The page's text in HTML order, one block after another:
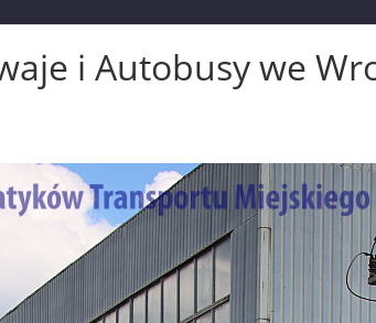
i Autobusy we